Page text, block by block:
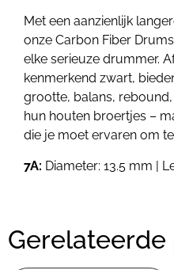
Met een aanzienlijk
onze Carbon Fiber
elke serieuze drummer.
kenmerkend zwart,
grootte, balans,
hun houten broertjes –
die je moet ervaren om
7A: Diameter: 13.5 mm |